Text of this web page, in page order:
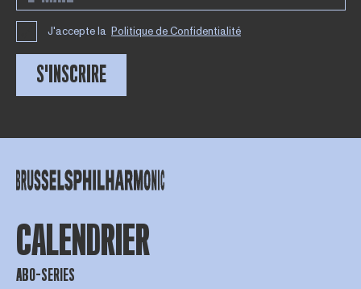
J'accepte la Politique de Confidentialité
S'INSCRIRE
CALENDRIER
ABO-SERIES